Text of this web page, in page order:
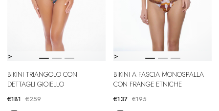
>
BIKINI TRIANGOLO CON
DETTAGLI GIOIELLO
€181 €259
>
BIKINI A FASCIA MONOSPALLA
CON FRANGE ETNICHE
€137 €195